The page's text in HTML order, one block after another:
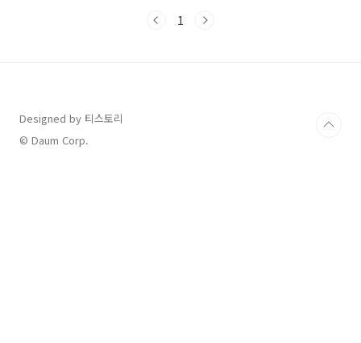
의 지방행 버스는 시외버스 티머니 또는 버스타고 사이트에서 예매
1
Designed by 티스토리
© Daum Corp.